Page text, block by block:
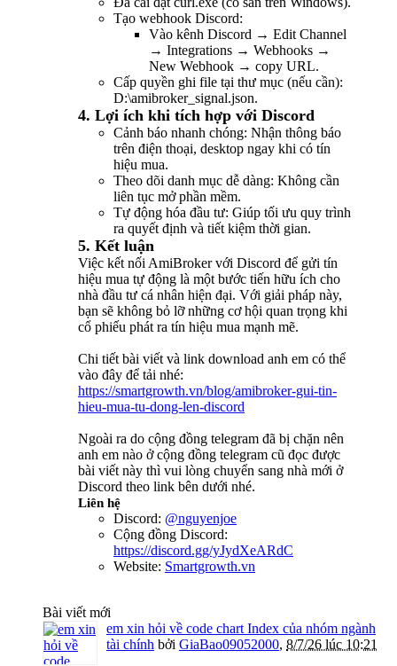
Tạo webhook Discord:
Vào kênh Discord → Edit Channel
→ Integrations → Webhooks →
New Webhook → copy URL.
Cấp quyền ghi file tại thư mục (nếu cần):
D:\amibroker_signal.json.
4. Lợi ích khi tích hợp với Discord
Cảnh báo nhanh chóng: Nhận thông báo
trên điện thoại, desktop ngay khi có tín
hiệu mua.
Theo dõi danh mục dễ dàng: Không cần
liên tục mở phần mềm.
Tự động hóa đầu tư: Giúp tối ưu quy trình
ra quyết định và tiết kiệm thời gian.
5. Kết luận
Việc kết nối AmiBroker với Discord để gửi tín
hiệu mua tự động là một bước tiến hữu ích cho
nhà đầu tư cá nhân hiện đại. Với giải pháp này,
bạn sẽ không bỏ lỡ những cơ hội quan trọng khi
cổ phiếu phát ra tín hiệu mua mạnh mẽ.
Chi tiết bài viết và link download anh em có thể
vào đây để tải nhé:
https://smartgrowth.vn/blog/amibroker-gui-tin-
hieu-mua-tu-dong-len-discord
Ngoài ra do cộng đồng telegram đã bị chặn nên
anh em nào ở cộng đồng telegram cũ đọc được
bài viết này thì vui lòng chuyển sang nhà mới ở
Discord theo link bên dưới nhé.
Liên hệ
Discord: @nguyenjoe
Cộng đồng Discord:
https://discord.gg/yJydXeARdC
Website: Smartgrowth.vn
Bài viết mới
em xin hỏi về code chart Index của nhóm ngành
tài chính bởi GiaBao09052000, 8/7/26 lúc 10:21